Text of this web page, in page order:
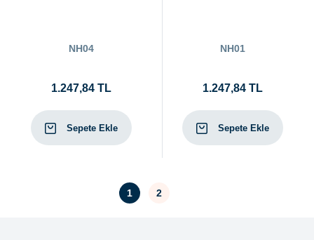
NH04
1.247,84 TL
Sepete Ekle
NH01
1.247,84 TL
Sepete Ekle
1 2